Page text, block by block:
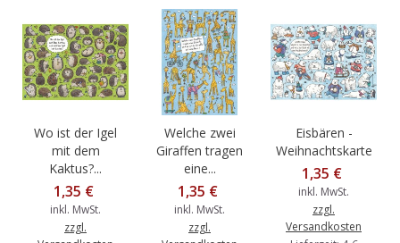
Wo ist der Igel
mit dem
Kaktus?...
1,35 €
inkl. MwSt.
zzgl.
Welche zwei
Giraffen tragen
eine...
1,35 €
inkl. MwSt.
zzgl.
Eisbären -
Weihnachtskarte
1,35 €
inkl. MwSt.
zzgl.
Versandkosten